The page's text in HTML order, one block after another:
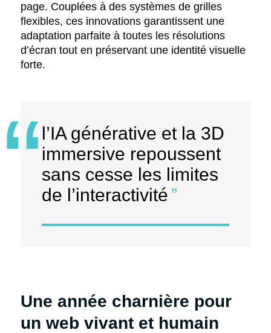
page. Couplées à des systèmes de grilles
flexibles, ces innovations garantissent une
adaptation parfaite à toutes les résolutions
d’écran tout en préservant une identité visuelle
forte.
l’IA générative et la 3D
immersive repoussent
sans cesse les limites
de l’interactivité
Une année charnière pour
un web vivant et humain